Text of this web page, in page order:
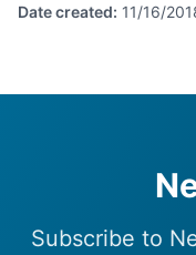
Date created: 11/16/
Subscribe to